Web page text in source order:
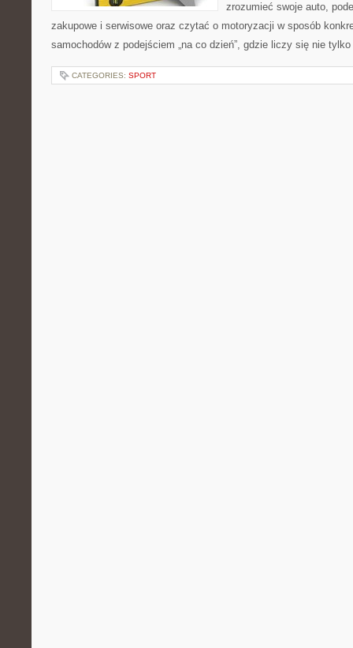
zrozumieć swoje auto,
zakupowe i serwisowe oraz czytać o motoryzacji w sposób
samochodów z podejściem „na co dzień”, gdzie liczy się nie
CATEGORIES: SPORT